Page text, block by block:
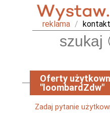
reklama / kontakt
Oferty
"loombardZdw"
Zadaj pytanie